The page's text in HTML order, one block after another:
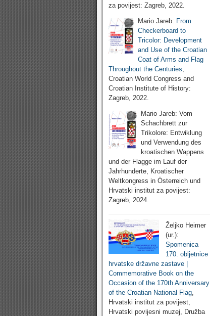
za povijest: Zagreb, 2022.
Mario Jareb: From
Checkerboard to
Tricolor: Development
and Use of the Croatian
Coat of Arms and Flag
Throughout the Centuries,
Croatian World Congress and
Croatian Institute of History:
Zagreb, 2022.
Mario Jareb: Vom
Schachbrett zur
Trikolore: Entwiklung
und Verwendung des
kroatischen Wappens
und der Flagge im Lauf der
Jahrhunderte, Kroatischer
Weltkongress in Österreich und
Hrvatski institut za povijest:
Zagreb, 2024.
Željko Heimer
(ur.):
Spomenica
170. obljetnice
hrvatske državne zastave |
Commemorative Book on the
Occasion of the 170th Anniversary
of the Croatian National Flag
Hrvatski institut za povijest,
Hrvatski povijesni muzej, Družba